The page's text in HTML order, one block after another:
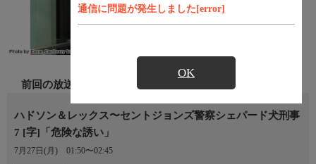
通信に問題が発生しました[error]
OK
前回の放送
ハドソン＆レックス〜セントジョンズ警察シェパード犬刑事
7 [字]「危険な誘い」
7月27日(月) 01:50〜02:45